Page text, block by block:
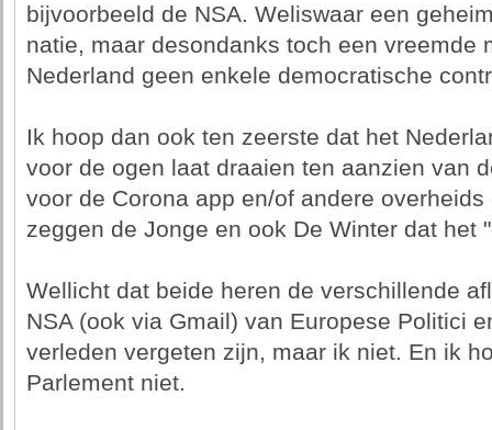
bijvoorbeeld de NSA. Weliswaar een
natie, maar desondanks toch een vreemde
Nederland geen enkele democratische
Ik hoop dan ook ten zeerste dat het
voor de ogen laat draaien ten aanzien van
voor de Corona app en/of andere
zeggen de Jonge en ook De Winter dat het
Wellicht dat beide heren de verschillende
NSA (ook via Gmail) van Europese Politici
verleden vergeten zijn, maar ik niet. En ik
Parlement niet.